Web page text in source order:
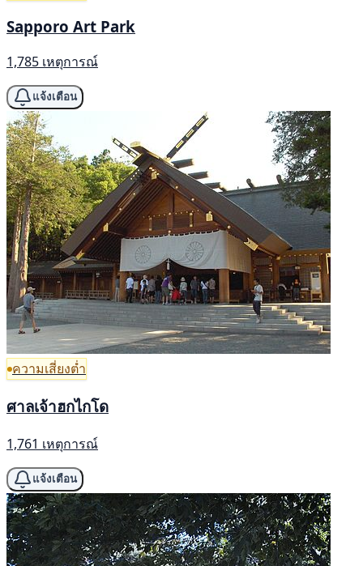
Sapporo Art Park
1,785 เหตุการณ์
แจ้งเตือน
ความเสี่ยงต่ำ
ศาลเจ้าฮกไกโด
1,761 เหตุการณ์
แจ้งเตือน